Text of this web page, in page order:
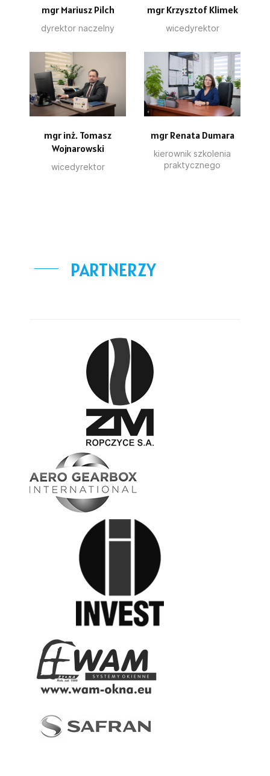
mgr Mariusz Pilch
dyrektor naczelny
mgr Krzysztof Klimek
wicedyrektor
mgr inż. Tomasz
Wojnarowski
wicedyrektor
mgr Renata Dumara
kierownik szkolenia
praktycznego
PARTNERZY